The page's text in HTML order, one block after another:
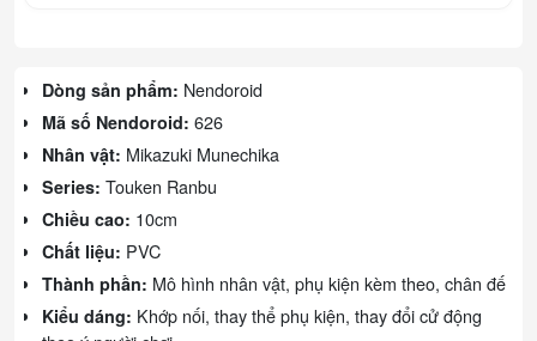
Dòng sản phẩm: Nendoroid
Mã số Nendoroid: 626
Nhân vật: Mikazuki Munechika
Series: Touken Ranbu
Chiều cao: 10cm
Chất liệu: PVC
Thành phần: Mô hình nhân vật, phụ kiện kèm theo, chân đế
Kiểu dáng: Khớp nối, thay thể phụ kiện, thay đổi cử động